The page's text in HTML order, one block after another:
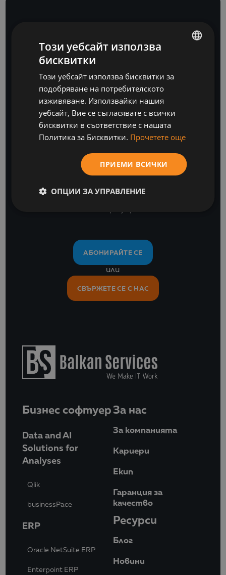
БЮЛЕТИН
Бъдете крачка
напред
АБОНИРАЙТЕ СЕ
или
СВЪРЖЕТЕ СЕ С НАС
Бизнес софтуер
Data and AI
Solutions for
Analyses
Qlik
businessPace
ERP
Oracle NetSuite ERP
Enterpoint ERP
За нас
За компанията
Кариери
Eкип
Гаранция за
качество
Ресурси
Блог
Новини
ENGLISH
Този уебсайт използва
бисквитки
Този уебсайт използва бисквитки за
подобряване на потребителското
изживяване. Използвайки нашия
уебсайт, Вие се съгласявате с всички
бисквитки в съответствие с нашата
Политика за Бисквитки. Прочетете още
ПРИЕМИ ВСИЧКИ
ОПЦИИ ЗА УПРАВЛЕНИЕ